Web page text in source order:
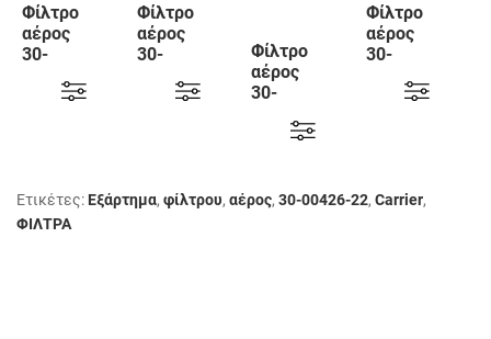
Φίλτρο
αέρος
30-
Φίλτρο
αέρος
30-
Φίλτρο
αέρος
30-
Φίλτρο
αέρος
30-
Ετικέτες: Εξάρτημα, φίλτρου, αέρος, 30-00426-22, Carrier,
ΦΙΛΤΡΑ